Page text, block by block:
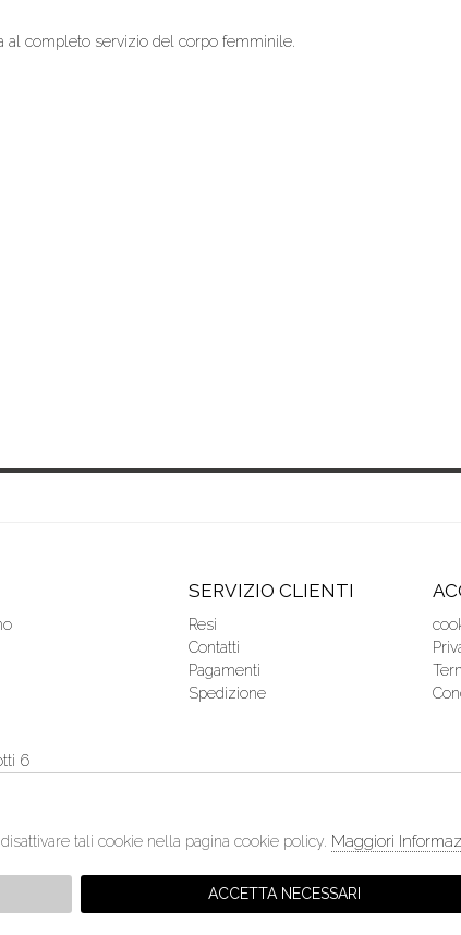
al completo servizio del corpo femminile.
6
SERVIZIO CLIENTI
Resi
Contatti
Pagamenti
Spedizione
e lunedì chiuso
tali cookie nella pagina cookie policy. Maggiori
ACCETTA NECESSARI